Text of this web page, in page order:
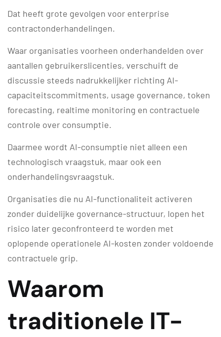
Dat heeft grote gevolgen voor enterprise
contractonderhandelingen.
Waar organisaties voorheen onderhandelden over
aantallen gebruikerslicenties, verschuift de
discussie steeds nadrukkelijker richting AI-
capaciteitscommitments, usage governance, token
forecasting, realtime monitoring en contractuele
controle over consumptie.
Daarmee wordt AI-consumptie niet alleen een
technologisch vraagstuk, maar ook een
onderhandelingsvraagstuk.
Organisaties die nu AI-functionaliteit activeren
zonder duidelijke governance-structuur, lopen het
risico later geconfronteerd te worden met
oplopende operationele AI-kosten zonder voldoende
contractuele grip.
Waarom
traditionele IT-